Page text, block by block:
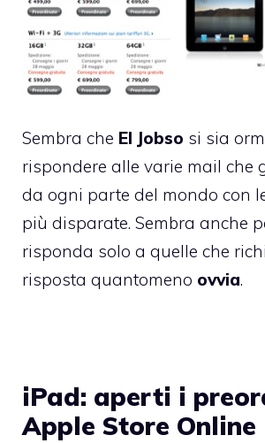
Sembra che El Jobso si sia
rispondere alle varie mail che
da ogni parte del mondo con
più disparate. Sembra anche
risponda solo a quelle che
risposta quantomeno ovvia.
iPad: aperti i
Apple Store Online